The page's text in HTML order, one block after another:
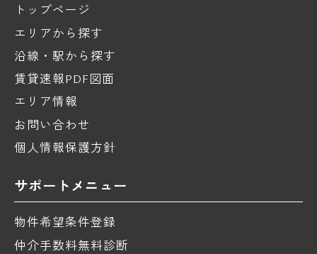
トップページ
エリアから探す
沿線・駅から探す
賃貸速報PDF図面
エリア情報
お問い合わせ
個人情報保護方針
サポートメニュー
物件希望条件登録
仲介手数料無料診断